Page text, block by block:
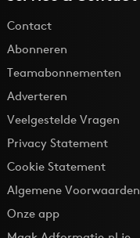
Contact
Abonneren
Teamabonnementen
Adverteren
Veelgestelde Vragen
Privacy Statement
Cookie Statement
Algemene Voorwaarden
Onze app